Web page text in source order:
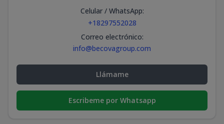
Celular / WhatsApp:
+18297552028
Correo electrónico:
info@becovagroup.com
Llámame
Escribeme por Whatsapp